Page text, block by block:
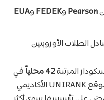
Pearson وFEDEK وEUA
الطلاب الأوروبيين
المرتبة42 محلياً
في
وفق موقع UNIRANK الأكاديمي